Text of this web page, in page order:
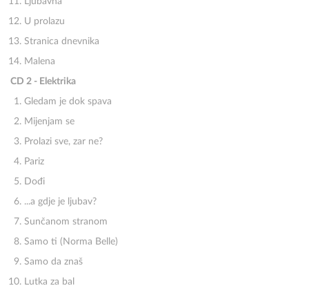
U prolazu
Stranica dnevnika
Malena
CD 2 - Elektrika
Gledam je dok spava
Mijenjam se
Prolazi sve, zar ne?
Pariz
Dođi
...a gdje je ljubav?
Sunčanom stranom
Samo ti (Norma Belle)
Samo da znaš
Lutka za bal